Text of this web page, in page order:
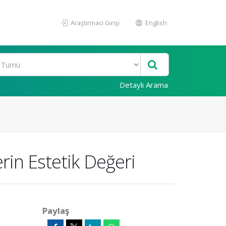
Araştırmacı Girişi English
Detaylı Arama
Estetik Değeri
Paylaş